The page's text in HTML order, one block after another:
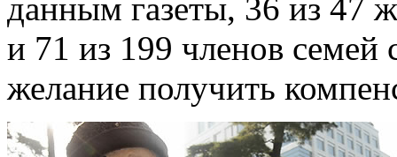
данным газеты, 36 из 47
и 71 из 199 членов семей
желание получить